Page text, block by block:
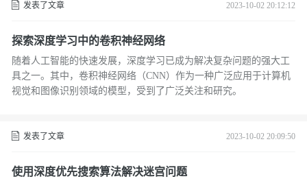
发表了文章 2023-10-02 20:12:12
探索深度学习中的卷积神经网络
随着人工智能的快速发展，深度学习已成为解决复杂问题的强大工
具之一。其中，卷积神经网络（CNN）作为一种广泛应用于计算机
视觉和图像识别领域的模型，受到了广泛关注和研究。
发表了文章 2023-10-02 20:09:50
使用深度优先搜索算法解决迷宫问题